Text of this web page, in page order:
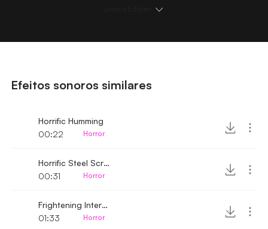
Efeitos sonoros similares
Horrific Humming
00:22
Horror
Horrific Steel Scratching echo sound
00:31
Horror
Frightening Interstellar Echo sound
01:33
Horror